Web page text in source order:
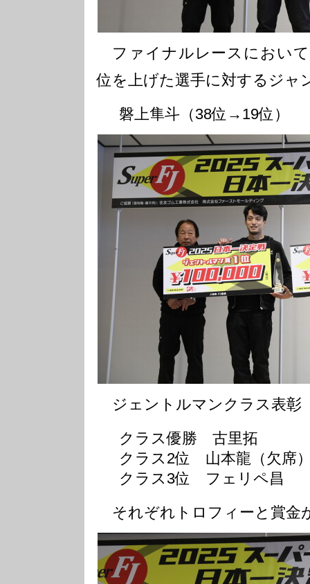
ファイナルレースにおい
位を上げた選手に対するジャ
磐上隼斗（38位→19位）
ジェントルマンクラス表彰
クラス優勝 古里拓
クラス2位 山本龍（欠席
クラス3位 フェリペ昌
それぞれトロフィーと賞金